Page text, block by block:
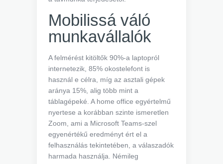
Mobilissá váló
munkavállalók
A felmérést kitöltők 90%-a laptopról
internetezik, 85% okostelefont is
használ e célra, míg az asztali gépek
aránya 15%, alig több mint a
táblagépeké. A home office egyértelmű
nyertese a korábban szinte ismeretlen
Zoom, ami a Microsoft Teams-szel
egyenértékű eredményt ért el a
felhasználás tekintetében, a válaszadók
harmada használja. Némileg